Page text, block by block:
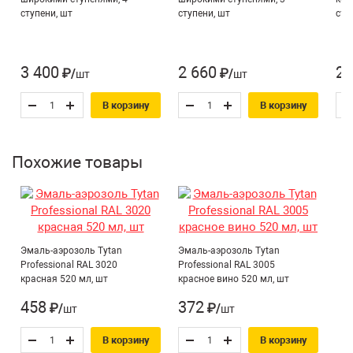
эмали при максимальном удобстве окрашивания.
Расход на 1 м2 (литр):
Кратность упаковки: 12
ступени, шт
3 400 ₽/шт
В корзину
ступени, шт
2 660 ₽/шт
В корзину
2
Похожие товары
Эмаль-аэрозоль Tytan
Professional RAL 3020
красная 520 мл, шт
458 ₽/шт
В корзину
Эмаль-аэрозоль Tytan
Professional RAL 3005
красное вино 520 мл, шт
372 ₽/шт
В корзину